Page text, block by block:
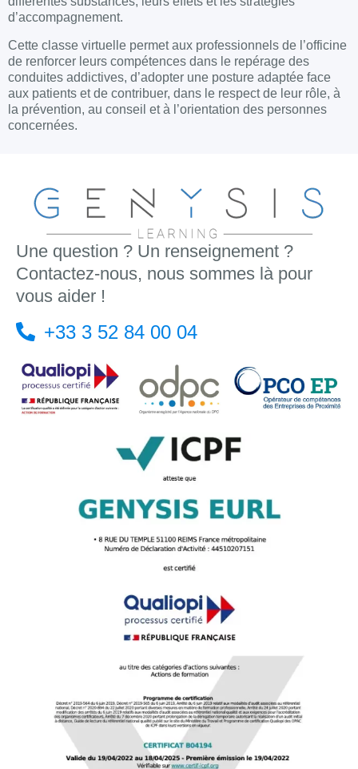
d’accompagnement.
Cette classe virtuelle permet aux professionnels de l’officine
de renforcer leurs compétences dans le repérage des
conduites addictives, d’adopter une posture adaptée face
aux patients et de contribuer, dans le respect de leur rôle, à
la prévention, au conseil et à l’orientation des personnes
concernées.
Une question ? Un renseignement ?
Contactez-nous, nous sommes là pour
vous aider !
+33 3 52 84 00 04